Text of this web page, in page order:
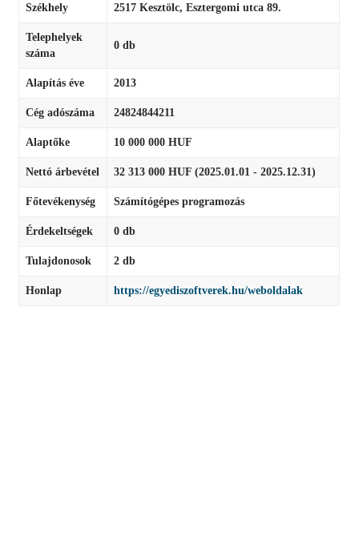
Székhely 2517 Kesztölc, Esztergomi utca 89.
Telephelyek
száma
0 db
Alapítás éve 2013
Cég adószáma 24824844211
Alaptőke 10 000 000 HUF
Nettó árbevétel 32 313 000 HUF (2025.01.01 - 2025.12.31)
Főtevékenység Számítógépes programozás
Érdekeltségek 0 db
Tulajdonosok 2 db
Honlap https://egyediszoftverek.hu/weboldalak